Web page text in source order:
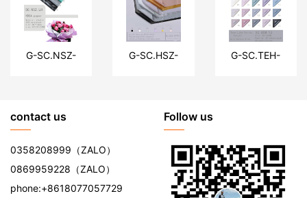
G-SC.NSZ-
G-SC.HSZ-
G-SC.TEH-
contact us
0358208999 （ZALO）
0869959228 （ZALO）
phone:+8618077057729
Follow us